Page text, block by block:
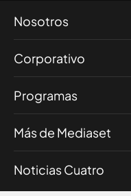
Nosotros
Corporativo
Programas
Más de Mediaset
Noticias Cuatro